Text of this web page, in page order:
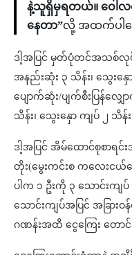
နဲ့သူရှိမှရတယ်။ ဝေါ
နေတာ”လို့ အထက်ပါဒ
ဒါ့အပြင် မှတ်ပုံတင်အသစ်လု
အနည်းဆုံး ၃ သိန်း၊ သွေးနှ
ပျောက်ဆုံး/ပျက်စီးပြန်လျှေ
သိန်း၊ သွေးနှော ကျပ် ၂
ဒါ့အပြင် အိမ်ထောင်စုစာရင်
တိုး(မွေးကင်းစ ကလေးင
ပါက ၁ ဦးကို ၃ သောင်းကျ
သောင်းကျပ်အပြင် အခြာ
ဂဏန်းအထိ ငွေကြေး တေ